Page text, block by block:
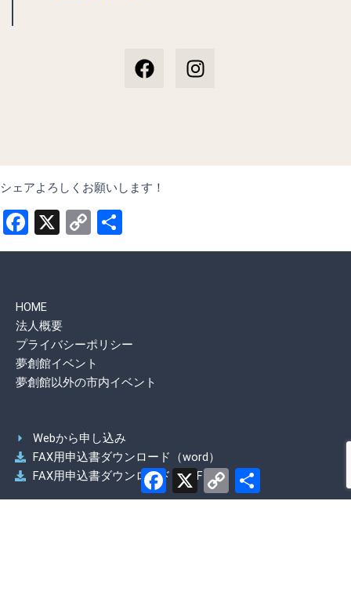
a
c
n
s
シェアよろしくお願いします！
Facebook
X
Copy
Link
有
HOME
法人概要
プライバシーポリシー
夢創館イベント
夢創館以外の市内イベント
Webから申し込み
FAX用申込書ダウンロード（word）
FAX用申込書ダウンロード（PDF）
Facebook
X
Copy
Link